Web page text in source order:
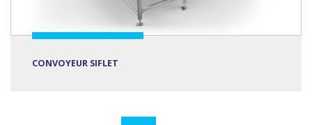
CONVOYEUR SIFLET